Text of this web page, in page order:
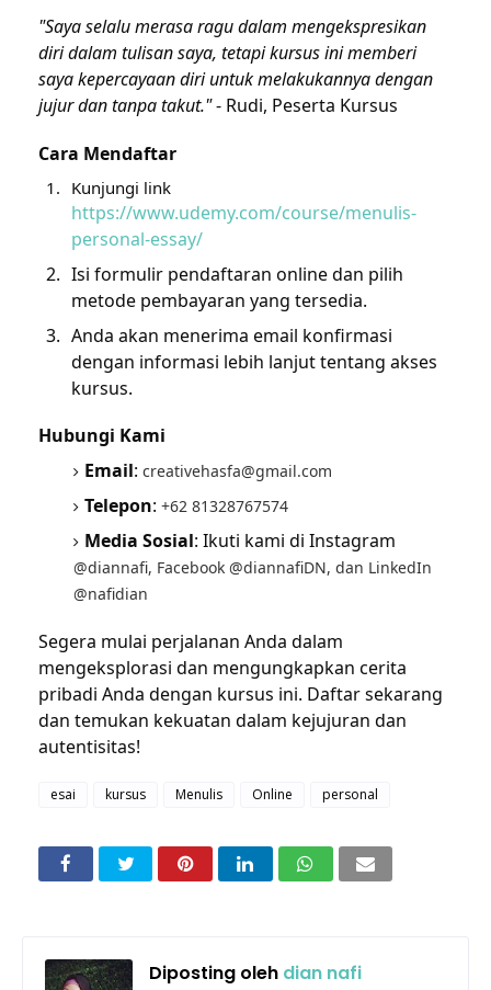
"Saya selalu merasa ragu dalam mengekspresikan
diri dalam tulisan saya, tetapi kursus ini memberi
saya kepercayaan diri untuk melakukannya dengan
jujur dan tanpa takut."- Rudi, Peserta Kursus
Cara Mendaftar
Kunjungi link
https://www.udemy.com/course/menulis-
personal-essay/
Isi formulir pendaftaran online dan pilih
metode pembayaran yang tersedia.
Anda akan menerima email konfirmasi
dengan informasi lebih lanjut tentang akses
kursus.
Hubungi Kami
Email: creativehasfa@gmail.com
Telepon: +62 81328767574
Media Sosial: Ikuti kami di Instagram
@diannafi, Facebook @diannafiDN, dan LinkedIn
@nafidian
Segera mulai perjalanan Anda dalam
mengeksplorasi dan mengungkapkan cerita
pribadi Anda dengan kursus ini. Daftar sekarang
dan temukan kekuatan dalam kejujuran dan
autentisitas!
esai kursus Menulis Online personal
Diposting oleh dian nafi